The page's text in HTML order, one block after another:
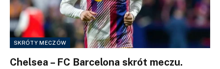
SKRÓTY MECZÓW
Chelsea – FC Barcelona skrót meczu.